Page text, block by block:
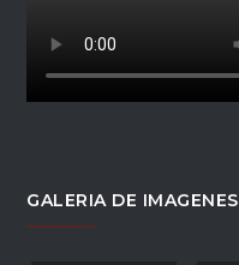
GALERIA DE IMAGENES